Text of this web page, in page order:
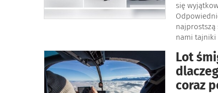
się
najprostszą
nami tajniki
Lot
coraz